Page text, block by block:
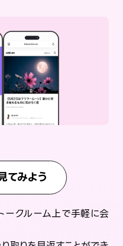
てみよう
ークルーム上で手軽に会